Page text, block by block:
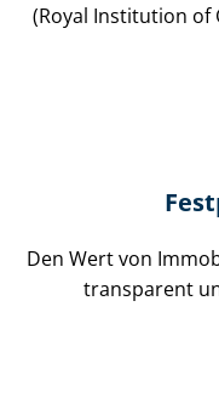
(Royal Institution of
Den Wert von
transparent